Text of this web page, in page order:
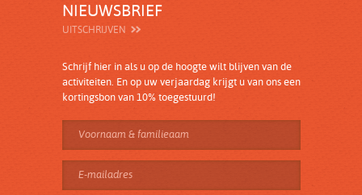
NIEUWSBRIEF
UITSCHRIJVEN
Schrijf hier in als u op de hoogte wilt blijven van de
activiteiten. En op uw verjaardag krijgt u van ons een
kortingsbon van 10% toegestuurd!